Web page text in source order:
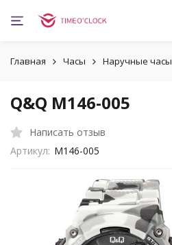
Главная Часы Наручные часы
Q&Q M146-005
Написать отзыв
Артикул: M146-005